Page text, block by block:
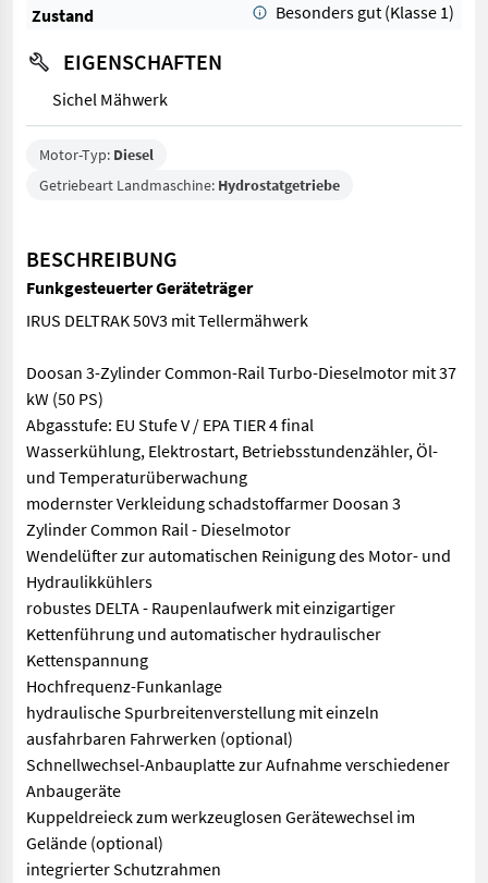
Zustand
Besonders gut (Klasse 1)
EIGENSCHAFTEN
Sichel Mähwerk
Motor-Typ: Diesel
Getriebeart Landmaschine: Hydrostatgetriebe
BESCHREIBUNG
Funkgesteuerter Geräteträger
IRUS DELTRAK 50V3 mit Tellermähwerk
Doosan 3-Zylinder Common-Rail Turbo-Dieselmotor mit 37
kW (50 PS)
Abgasstufe: EU Stufe V / EPA TIER 4 final
Wasserkühlung, Elektrostart, Betriebsstundenzähler, Öl-
und Temperaturüberwachung
modernster Verkleidung schadstoffarmer Doosan 3
Zylinder Common Rail - Dieselmotor
Wendelüfter zur automatischen Reinigung des Motor- und
Hydraulikkühlers
robustes DELTA - Raupenlaufwerk mit einzigartiger
Kettenführung und automatischer hydraulischer
Kettenspannung
Hochfrequenz-Funkanlage
hydraulische Spurbreitenverstellung mit einzeln
ausfahrbaren Fahrwerken (optional)
Schnellwechsel-Anbauplatte zur Aufnahme verschiedener
Anbaugeräte
Kuppeldreieck zum werkzeuglosen Gerätewechsel im
Gelände (optional)
integrierter Schutzrahmen